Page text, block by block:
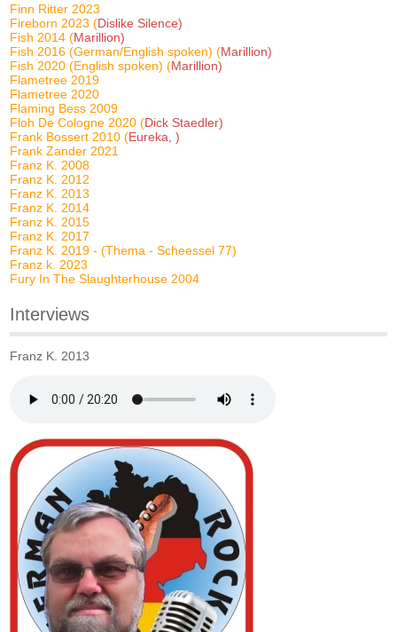
Finn Ritter 2023
Fireborn 2023 (Dislike Silence)
Fish 2014 (Marillion)
Fish 2016 (German/English spoken) (Marillion)
Fish 2020 (English spoken) (Marillion)
Flametree 2019
Flametree 2020
Flaming Bess 2009
Floh De Cologne 2020 (Dick Staedler)
Frank Bossert 2010 (Eureka, )
Frank Zander 2021
Franz K. 2008
Franz K. 2012
Franz K. 2013
Franz K. 2014
Franz K. 2015
Franz K. 2017
Franz K. 2019 - (Thema - Scheessel 77)
Franz k. 2023
Fury In The Slaughterhouse 2004
Interviews
Franz K. 2013